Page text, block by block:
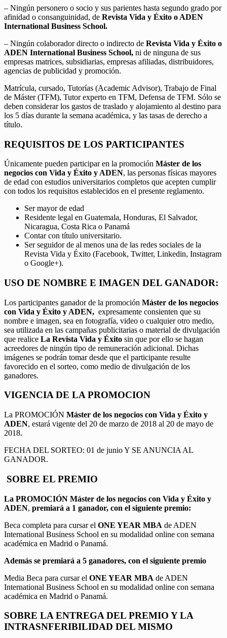
– Ningún personero o socio y sus parientes hasta segundo grado por
afinidad o consanguinidad, de Revista Vida y Éxito o ADEN
International Business School.
– Ningún colaborador directo o indirecto de Revista Vida y Éxito o
ADEN International Business School, ni de ninguna de sus
empresas matrices, subsidiarias, empresas afiliadas, distribuidores,
agencias de publicidad y promoción.
Matrícula, cursado, Tutorías (Academic Advisor), Trabajo de Final
de Máster (TFM), Tutor experto en TFM, Defensa de TFM. Sólo se
deben considerar los gastos de traslado y alojamiento al destino para
los 5 días durante la semana académica, y las tasas de derecho a
título.
REQUISITOS DE LOS PARTICIPANTES
Únicamente pueden participar en la promoción Máster de los
negocios con Vida y Éxito y ADEN, las personas físicas mayores
de edad con estudios universitarios completos que acepten cumplir
con todos los requisitos establecidos en el presente reglamento.
Ser mayor de edad
Residente legal en Guatemala, Honduras, El Salvador,
Nicaragua, Costa Rica o Panamá
Contar con título universitario.
Ser seguidor de al menos una de las redes sociales de la
Revista Vida y Éxito (Facebook, Twitter, Linkedin, Instagram
o Google+).
USO DE NOMBRE E IMAGEN DEL GANADOR:
Los participantes ganador de la promoción Máster de los negocios
con Vida y Éxito y ADEN, expresamente consienten que su
nombre e imagen, sea en fotografía, video o cualquier otro medio,
sea utilizada en las campañas publicitarias o material de divulgación
que realice La Revista Vida y Éxito sin que por ello se hagan
acreedores de ningún tipo de remuneración adicional. Dichas
imágenes se podrán tomar desde que el participante resulte
favorecido en el sorteo, como medio de divulgación de los
ganadores.
VIGENCIA DE LA PROMOCION
La PROMOCIÓN Máster de los negocios con Vida y Éxito y
ADEN, estará vigente del 20 de marzo de 2018 al 20 de mayo de
2018.
FECHA DEL SORTEO: 01 de junio Y SE ANUNCIA AL
GANADOR.
SOBRE EL PREMIO
La PROMOCIÓN Máster de los negocios con Vida y Éxito y
ADEN, premiará a 1 ganador, con el siguiente premio:
Beca completa para cursar el ONE YEAR MBA de ADEN
International Business School en su modalidad online con semana
académica en Madrid o Panamá.
Además se premiará a 5 ganadores, con el siguiente premio
Media Beca para cursar el ONE YEAR MBA de ADEN
International Business School en su modalidad online con semana
académica en Madrid o Panamá.
SOBRE LA ENTREGA DEL PREMIO Y LA
INTRASNFERIBILIDAD DEL MISMO